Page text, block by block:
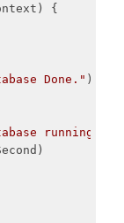
{
Done." )
running"